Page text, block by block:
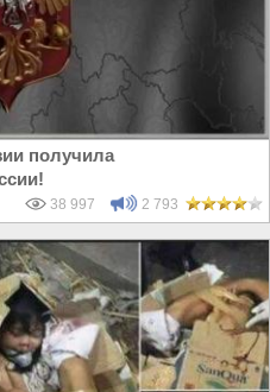
получила
38 997 2 793